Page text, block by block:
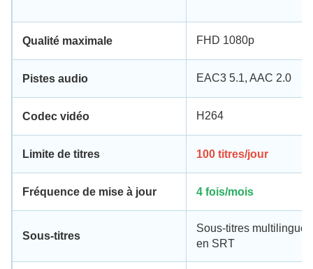
Qualité maximale FHD 1080p
Pistes audio EAC3 5.1, AAC 2.0
Codec vidéo H264
Limite de titres 100 titres/jour
Fréquence de mise à jour 4 fois/mois
Sous-titres
Sous-titres multilingues
en SRT